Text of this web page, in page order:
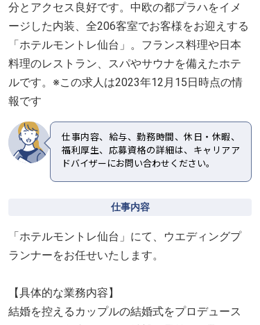
分とアクセス良好です。中欧の都プラハをイメ
ージした内装、全206客室でお客様をお迎えする
「ホテルモントレ仙台」。フランス料理や日本
料理のレストラン、スパやサウナを備えたホテ
ルです。※この求人は2023年12月15日時点の情
報です
仕事内容、給与、勤務時間、休日・休暇、
福利厚生、応募資格の詳細は、キャリアア
ドバイザーにお問い合わせください。
仕事内容
「ホテルモントレ仙台」にて、ウエディングプ
ランナーをお任せいたします。
【具体的な業務内容】
結婚を控えるカップルの結婚式をプロデュース